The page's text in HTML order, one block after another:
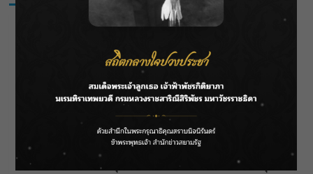
ลาโลกนี้ ให้ใส่บาตรสิ่งนั้นไว้ตอนยังมีชีวิต”
ราชเลขานุการในพระองค์ฯ ติดตามโครงการหุบกะพง–ห้วย
ทรายใต้ เสริมความมั่นคงน้ำเพชรบุรี
F.HERO จับมือเกิร์ลกรุ๊ปมาเลเซีย DOLLA ส่งซิงเกิลใหม่สุดส